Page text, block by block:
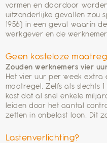
vormen en daardoor
uitzonderlijke gevallen zou
1956) in een geval waarin
werkgever en de
Geen kosteloze
Zouden werknemers vier
Het vier uur per week extra
maatregel. Zelfs als slechts
kost dat al snel enkele
leiden door het aantal
zetten in onbelast loon. Dit
Lastenverlichting?